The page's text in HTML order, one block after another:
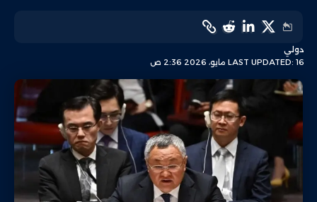
LAST UPDATED: 16 مايو، 2026 2:36 ص
دولي